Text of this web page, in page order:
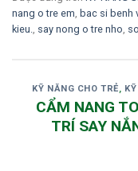
nang o tre em bac si benh
kieu.
say nong o tre nho
KỸ NĂNG CHO TRẺ,
CẨM NANG
TRÍ SAY